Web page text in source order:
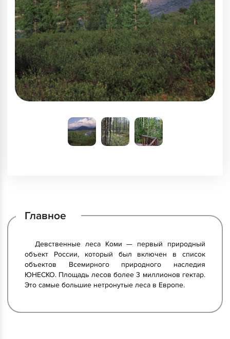
Главное
Девственные леса Коми — первый природный
объект России, который был включен в список
объектов Всемирного природного наследия
ЮНЕСКО. Площадь лесов более 3 миллионов гектар.
Это самые большие нетронутые леса в Европе.